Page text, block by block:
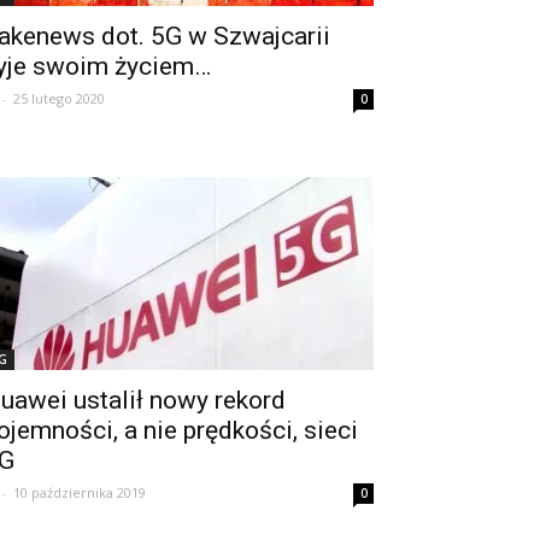
dot. 5G w Szwajcarii
swoim życiem…
- 25 lutego 2020 0
ustalił nowy rekord
a nie prędkości, sieci
- 10 października 2019 0